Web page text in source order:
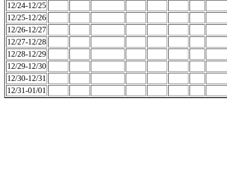
12/24-12/25
12/25-12/26
12/26-12/27
12/27-12/28
12/28-12/29
12/29-12/30
12/30-12/31
12/31-01/01